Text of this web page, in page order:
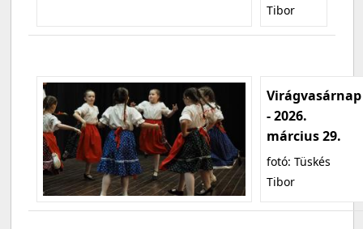
Tibor
Virágvasárnap
- 2026.
március 29.
fotó: Tüskés
Tibor